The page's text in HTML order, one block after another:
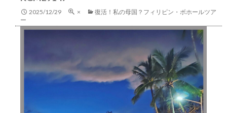
2025/12/29 ×
復活！私の母国？フィリピン・ボホールツア
ー